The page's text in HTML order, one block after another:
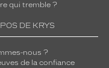
qui tremble ?
DE KRYS
nous ?
de la confiance